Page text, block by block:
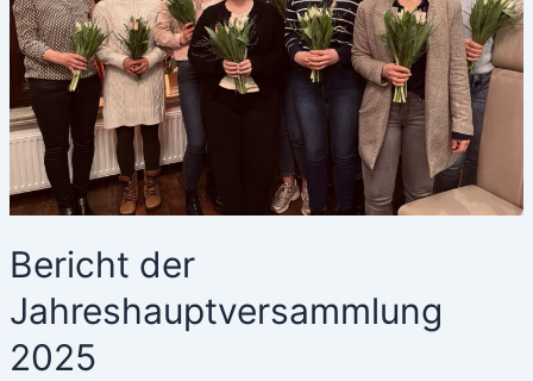
Bericht der
Jahreshauptversammlung
2025